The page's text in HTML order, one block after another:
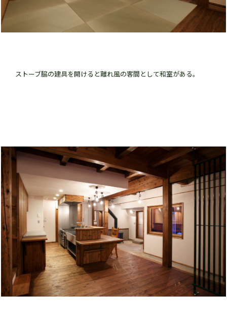
ストーブ脇の建具を開けると離れ風の客間として和室がある。